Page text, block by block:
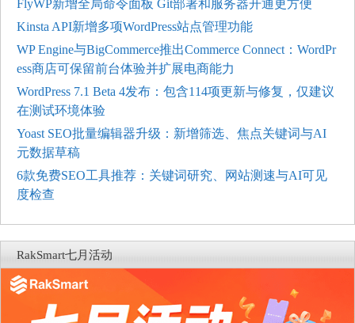
FlyWP新增全局命令面板 Git部署和服务器开通更方便
Kinsta API新增多项WordPress站点管理功能
WP Engine与BigCommerce推出Commerce Connect：WordPr
ess商店可保留前台体验并扩展电商能力
WordPress 7.1 Beta 4发布：包含114项更新与修复，仅建议
在测试环境体验
Yoast SEO批量编辑器升级：新增筛选、焦点关键词与AI
元数据草稿
6款免费SEO工具推荐：关键词研究、网站测速与AI可见
度检查
RakSmart七月活动